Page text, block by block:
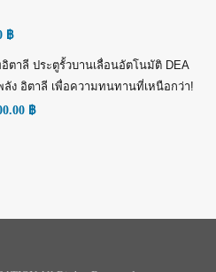
฿
ตาลี ประตูรั้วบานเลื่อนอัตโนมัติ DEA
ลัง อิตาลี เพื่อความทนทานที่เหนือกว่า!
฿